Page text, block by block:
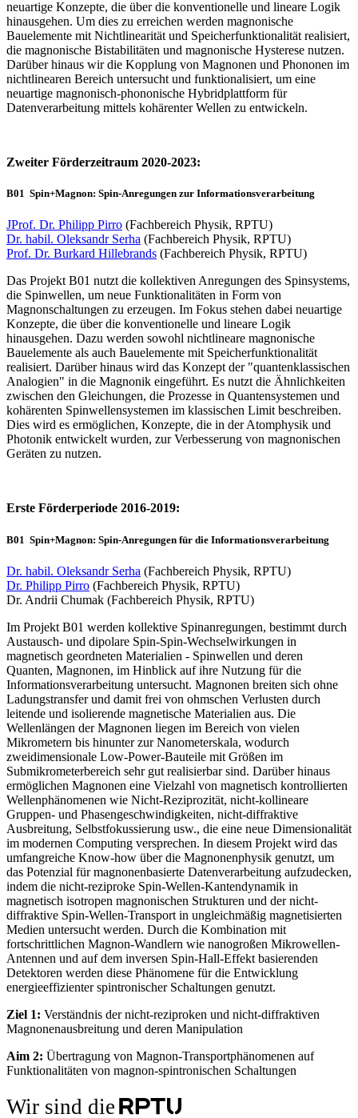
neuartige Konzepte, die über die konventionelle und lineare Logik
hinausgehen. Um dies zu erreichen werden magnonische
Bauelemente mit Nichtlinearität und Speicherfunktionalität realisiert,
die magnonische Bistabilitäten und magnonische Hysterese nutzen.
Darüber hinaus wir die Kopplung von Magnonen und Phononen im
nichtlinearen Bereich untersucht und funktionalisiert, um eine
neuartige magnonisch-phononische Hybridplattform für
Datenverarbeitung mittels kohärenter Wellen zu entwickeln.
Zweiter Förderzeitraum 2020-2023:
B01 Spin+Magnon: Spin-Anregungen zur Informationsverarbeitung
JProf. Dr. Philipp Pirro (Fachbereich Physik, RPTU)
Dr. habil. Oleksandr Serha (Fachbereich Physik, RPTU)
Prof. Dr. Burkard Hillebrands (Fachbereich Physik, RPTU)
Das Projekt B01 nutzt die kollektiven Anregungen des Spinsystems,
die Spinwellen, um neue Funktionalitäten in Form von
Magnonschaltungen zu erzeugen. Im Fokus stehen dabei neuartige
Konzepte, die über die konventionelle und lineare Logik
hinausgehen. Dazu werden sowohl nichtlineare magnonische
Bauelemente als auch Bauelemente mit Speicherfunktionalität
realisiert. Darüber hinaus wird das Konzept der "quantenklassischen
Analogien" in die Magnonik eingeführt. Es nutzt die Ähnlichkeiten
zwischen den Gleichungen, die Prozesse in Quantensystemen und
kohärenten Spinwellensystemen im klassischen Limit beschreiben.
Dies wird es ermöglichen, Konzepte, die in der Atomphysik und
Photonik entwickelt wurden, zur Verbesserung von magnonischen
Geräten zu nutzen.
Erste Förderperiode 2016-2019:
B01 Spin+Magnon: Spin-Anregungen für die Informationsverarbeitung
Dr. habil. Oleksandr Serha (Fachbereich Physik, RPTU)
Dr. Philipp Pirro (Fachbereich Physik, RPTU)
Dr. Andrii Chumak (Fachbereich Physik, RPTU)
Im Projekt B01 werden kollektive Spinanregungen, bestimmt durch
Austausch- und dipolare Spin-Spin-Wechselwirkungen in
magnetisch geordneten Materialien - Spinwellen und deren
Quanten, Magnonen, im Hinblick auf ihre Nutzung für die
Informationsverarbeitung untersucht. Magnonen breiten sich ohne
Ladungstransfer und damit frei von ohmschen Verlusten durch
leitende und isolierende magnetische Materialien aus. Die
Wellenlängen der Magnonen liegen im Bereich von vielen
Mikrometern bis hinunter zur Nanometerskala, wodurch
zweidimensionale Low-Power-Bauteile mit Größen im
Submikrometerbereich sehr gut realisierbar sind. Darüber hinaus
ermöglichen Magnonen eine Vielzahl von magnetisch kontrollierten
Wellenphänomenen wie Nicht-Reziprozität, nicht-kollineare
Gruppen- und Phasengeschwindigkeiten, nicht-diffraktive
Ausbreitung, Selbstfokussierung usw., die eine neue Dimensionalität
im modernen Computing versprechen. In diesem Projekt wird das
umfangreiche Know-how über die Magnonenphysik genutzt, um
das Potenzial für magnonenbasierte Datenverarbeitung aufzudecken,
indem die nicht-reziproke Spin-Wellen-Kantendynamik in
magnetisch isotropen magnonischen Strukturen und der nicht-
diffraktive Spin-Wellen-Transport in ungleichmäßig magnetisierten
Medien untersucht werden. Durch die Kombination mit
fortschrittlichen Magnon-Wandlern wie nanogroßen Mikrowellen-
Antennen und auf dem inversen Spin-Hall-Effekt basierenden
Detektoren werden diese Phänomene für die Entwicklung
energieeffizienter spintronischer Schaltungen genutzt.
Ziel 1: Verständnis der nicht-reziproken und nicht-diffraktiven
Magnonenausbreitung und deren Manipulation
Aim 2: Übertragung von Magnon-Transportphänomenen auf
Funktionalitäten von magnon-spintronischen Schaltungen
Wir sind die